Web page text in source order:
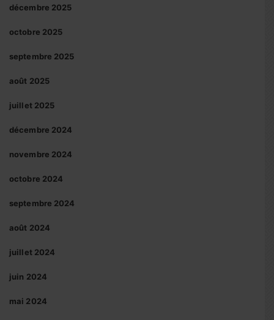
décembre 2025
octobre 2025
septembre 2025
août 2025
juillet 2025
décembre 2024
novembre 2024
octobre 2024
septembre 2024
août 2024
juillet 2024
juin 2024
mai 2024